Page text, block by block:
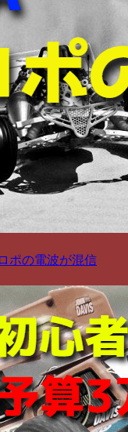
ポの電波が混信